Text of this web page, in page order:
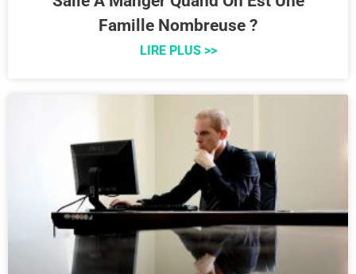
Famille Nombreuse ?
LIRE PLUS >>